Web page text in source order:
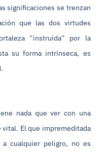
significaciones se trenzan
que las dos virtudes
“instruida” por la
su forma intrínseca, es
nada que ver con una
El que impremeditada
cualquier peligro, no es